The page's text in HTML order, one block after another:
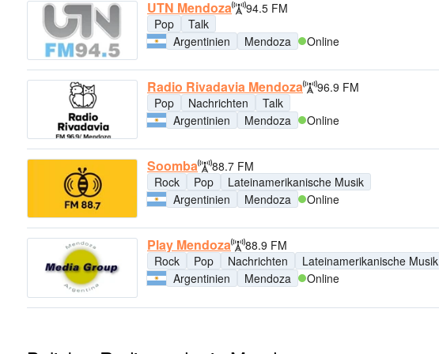
UTN Mendoza
94.5 FM
Pop
Talk
Argentinien
Mendoza Online
Radio Rivadavia Mendoza
96.9 FM
Pop
Nachrichten
Talk
Argentinien
Mendoza Online
Soomba
88.7 FM
Rock
Pop
Lateinamerikanische Musik
Argentinien
Mendoza Online
Play Mendoza
88.9 FM
Rock
Pop Nachrichten Lateinamerikanische Musik
Argentinien
Mendoza Online